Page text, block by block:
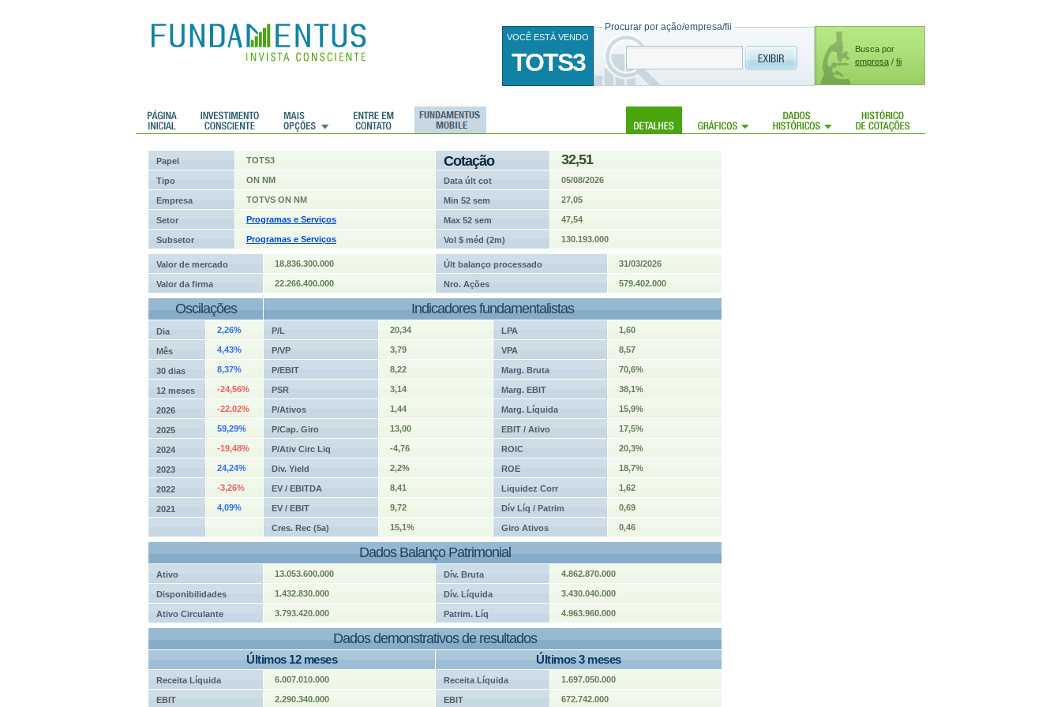
Busca por
empresa / fii
Procurar por ação/empresa/fii
VOCÊ ESTÁ VENDO
TOTS3
Histórico de cotações
Papel TOTS3 Cotação 32,51
Tipo ON NM Data últ cot 05/08/2026
Empresa TOTVS ON NM Min 52 sem 27,05
Setor Programas e Serviços Max 52 sem 47,54
Subsetor Programas e Serviços Vol $ méd (2m) 130.193.000
Valor de mercado 18.836.300.000 Últ balanço processado 31/03/2026
Valor da firma 22.266.400.000 Nro. Ações 579.402.000
Oscilações Indicadores fundamentalistas
Dia 2,26% P/L 20,34 LPA 1,60
Mês 4,43% P/VP 3,79 VPA 8,57
30 dias 8,37% P/EBIT 8,22 Marg. Bruta 70,6%
12 meses -24,56% PSR 3,14 Marg. EBIT 38,1%
2026 -22,02% P/Ativos 1,44 Marg. Líquida 15,9%
2025 59,29% P/Cap. Giro 13,00 EBIT / Ativo 17,5%
2024 -19,48% P/Ativ Circ Liq -4,76 ROIC 20,3%
2023 24,24% Div. Yield 2,2% ROE 18,7%
2022 -3,26% EV / EBITDA 8,41 Liquidez Corr 1,62
2021 4,09% EV / EBIT 9,72 Dív Líq / Patrim 0,69
Cres. Rec (5a) 15,1% Giro Ativos 0,46
Dados Balanço Patrimonial
Ativo 13.053.600.000 Dív. Bruta 4.862.870.000
Disponibilidades 1.432.830.000 Dív. Líquida 3.430.040.000
Ativo Circulante 3.793.420.000 Patrim. Líq 4.963.960.000
Dados demonstrativos de resultados
Últimos 12 meses Últimos 3 meses
Receita Líquida 6.007.010.000 Receita Líquida 1.697.050.000
EBIT 2.290.340.000 EBIT 672.742.000